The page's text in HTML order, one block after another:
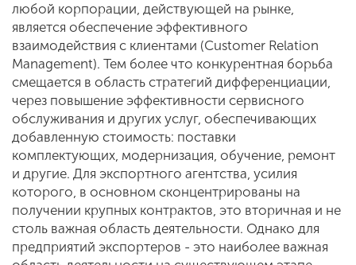
любой корпорации, действующей на рынке,
является обеспечение эффективного
взаимодействия с клиентами (Customer Relation
Management). Тем более что конкурентная борьба
смещается в область стратегий дифференциации,
через повышение эффективности сервисного
обслуживания и других услуг, обеспечивающих
добавленную стоимость: поставки
комплектующих, модернизация, обучение, ремонт
и другие. Для экспортного агентства, усилия
которого, в основном сконцентрированы на
получении крупных контрактов, это вторичная и не
столь важная область деятельности. Однако для
предприятий экспортеров - это наиболее важная